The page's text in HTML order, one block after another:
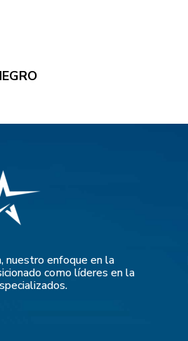
nuestro enfoque en la
como líderes en la